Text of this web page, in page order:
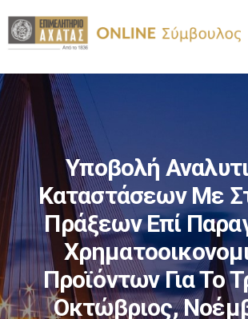
Υποβολή
Καταστάσεων Με
Πράξεων Επί
Προϊόντων Για Το
Οκτώβριος,